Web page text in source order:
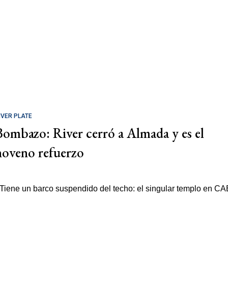
PLATE
River cerró a Almada y es el
refuerzo